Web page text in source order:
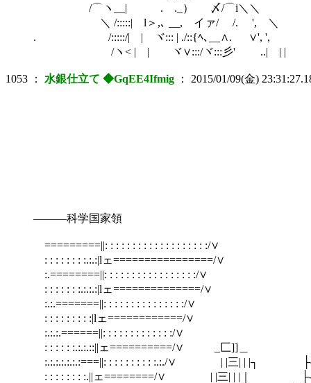
/⌒ヽ__| ゝ .ゝ._） 〆/⌒i＼＼
＼ /:::::| l＞,､ __, イァ/ /. ', ＼
. /:::::/| | ヾ::: | ./::{ﾍ､__∧. ∨', ',
/ヽ< | | ヾ∨:::/ヾ:::彡' ..| | |
1053 ： 水銀仕立て ◆GqEE4Ifmig ： 2015/01/09(金)
―――科学国家領
=========||: : : : : : : : : : : : : : : : : : :/∨ .| |
: : : : : : : :.:.:|lェ================/∨
:.========||: : : : : : : : : : : : : : : : :/∨ | |
: : : : : : :.:.:.:|lェ==============/∨ | |
:.:.=======||: : : : : : : : : : : : : : :/∨ | |
: : : : : : : : :|lェ============/∨ ＿_| |
:.:.:.======||: : : : : : : : : : : : :/∨ ├‐=| |
: : : : : :.:.:.::||ェ==========/∨ _匚]]＿ ├‐=|
:.:.:.:.:.:.:===||: : : : : : : : : :.:./∨ | |三| | |┐ ├‐=|
: : : : : : : :.||ェ========/∨ | |三| | |｜ ├‐=| |